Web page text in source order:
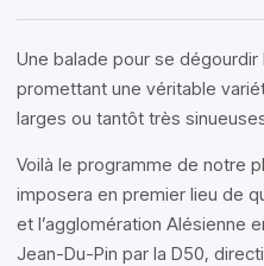
Une balade pour se
promettant une véritable
larges ou tantôt très
Voilà le programme de notre
imposera en premier lieu de
et l’agglomération Alésienne
Jean-Du-Pin par la D50,